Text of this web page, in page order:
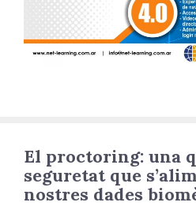
El proctoring: una
seguretat que
nostres dades